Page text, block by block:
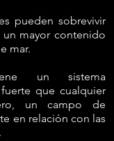
pueden sobrevivir
mayor contenido
mar.
un sistema
que cualquier
un campo de
en relación con las